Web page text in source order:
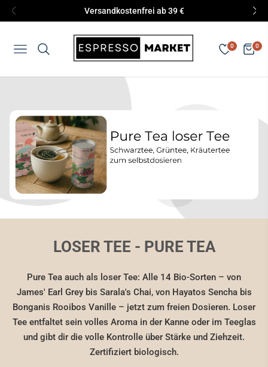
Versandkostenfrei ab 39 €
Navigation
0 0
LOSER TEE - PURE TEA
Pure Tea auch als loser Tee: Alle 14 Bio-Sorten – von
James' Earl Grey bis Sarala's Chai, von Hayatos Sencha bis
Bonganis Rooibos Vanille – jetzt zum freien Dosieren. Loser
Tee entfaltet sein volles Aroma in der Kanne oder im Teeglas
und gibt dir die volle Kontrolle über Stärke und Ziehzeit.
Zertifiziert biologisch.